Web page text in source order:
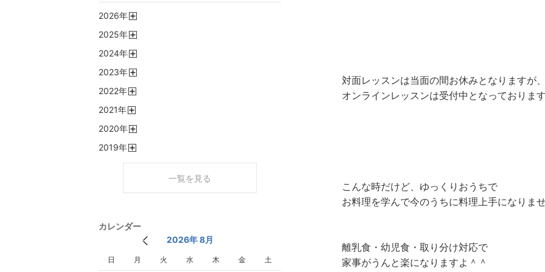
対面レッスンは当面の間お休みとなりますが、
オンラインレッスンは受付中となっております
こんな時だけど、ゆっくりおうちで
お料理を学んで今のうちに料理上手になりま
離乳食・幼児食・取り分け対応で
家事がうんと楽になりますよ＾＾
2026年
2025年
2024年
2023年
2022年
2021年
2020年
2019年
一覧を見る
カレンダー
2026年 8月
日 月 火 水 木 金 土